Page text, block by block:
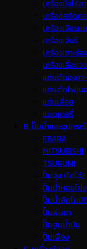
เครื่องมือไร้ส
เครื่องสกัดค
เครื่องเจียร
เครื่องเจียร์
เครื่องเซาะร่
เครื่องเลื่อยว
แท่นตัดองศา
แท่นตัดไฟเบ
แท่นเลื่อย
แบตเตอรี่
B. ปั๊มน้ำและอุปกรณ์
EBARA
MITSUBISHI
TSURUMI
ปั๊มจุ่ม (ไดโว่)
ปั๊มน้ำหอยโข่ง
ปั๊มน้ำอัตโนมั
ปั๊มพ่นยา
ปั๊มสูบน้ำมัน
ปั๊มเฟือง